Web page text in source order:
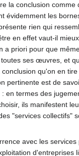
la conclusion
les
rien qui
en effet vaut-il
priori pour que
ses œuvres, et
qu'on en
est de
termes des
ils manifestent
"services
avec les